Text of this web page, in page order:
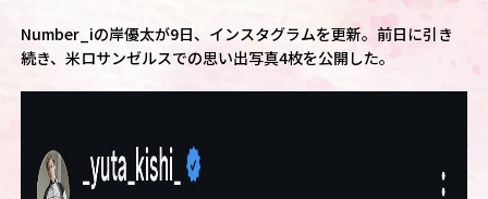
Number_iの岸優太が9日、インスタグラムを更新。前日に引き
続き、米ロサンゼルスでの思い出写真4枚を公開した。